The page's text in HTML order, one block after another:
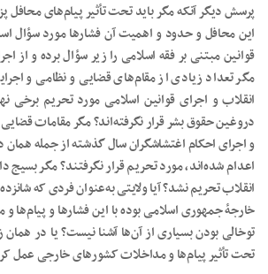
پرسش دیگر آنکه مگر باید تحت تأثیر پیام‌های محافل
این محافل و حدود و اهمیت آن فشار‌ها مورد سؤال
قوانین مبتنی بر فقه اسلامی را زیر سؤال برده و
مگر تعداد زیادی از مقام‌های قضایی و نظامی و
انقلاب و اجرای قوانین اسلامی مورد تحریم برخی
دروغین حقوق بشر قرار نگرفته‌اند؟ مگر مقامات
و اجرای احکام اغتشاشگران سال گذشته از جمله
اعدام شده‌اند، مورد تحریم قرار نگرفتند؟ مگر بسیج
انقلاب تحریم نشد؟ آیا ولایتی به‌عنوان فردی که
خارجۀ جمهوری اسلامی بوده با این فشارها و پیام‌ها
توخالی بودن بسیاری از آن‌ها آشنا نیست؟ یا در
تحت تأثیر پیام‌ها و مداخلات کشورهای خارجی عمل